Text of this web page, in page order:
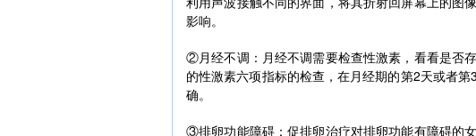
影响。
②月经不调：月经不调需要检查性激素，看看是否
的性激素六项指标的检查，在月经期的第2天或者
确。
③排卵功能障碍：促排卵治疗对排卵功能有障碍的